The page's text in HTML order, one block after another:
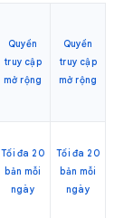
Quyền
truy cập
mở rộng
Quyền
truy cập
mở rộng
Tối đa 20
bản mỗi
ngày
Tối đa 20
bản mỗi
ngày